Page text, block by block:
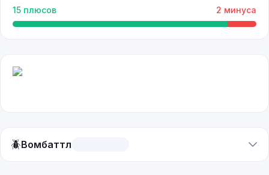
15 плюсов 2 минуса
🪲Вомбаттл